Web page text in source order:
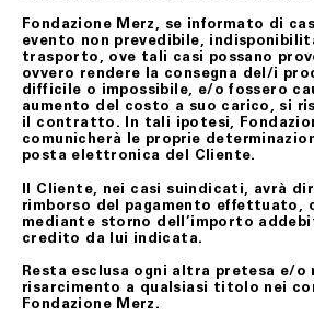
Fondazione Merz, se informato di
evento non prevedibile,
trasporto, ove tali casi possano
ovvero rendere la consegna del/i
difficile o impossibile, e/o fossero
aumento del costo a suo carico, si
il contratto. In tali ipotesi,
comunicherà le proprie
posta elettronica del Cliente.
Il Cliente, nei casi suindicati, avrà
rimborso del pagamento effettuato,
mediante storno dell’importo
credito da lui indicata.
Resta esclusa ogni altra pretesa e/o
risarcimento a qualsiasi titolo nei
Fondazione Merz.